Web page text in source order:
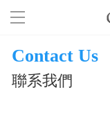
首頁
咨詢業務
Contact Us
聯系我們